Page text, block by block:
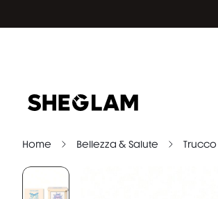
Home Bellezza & Salute Trucco